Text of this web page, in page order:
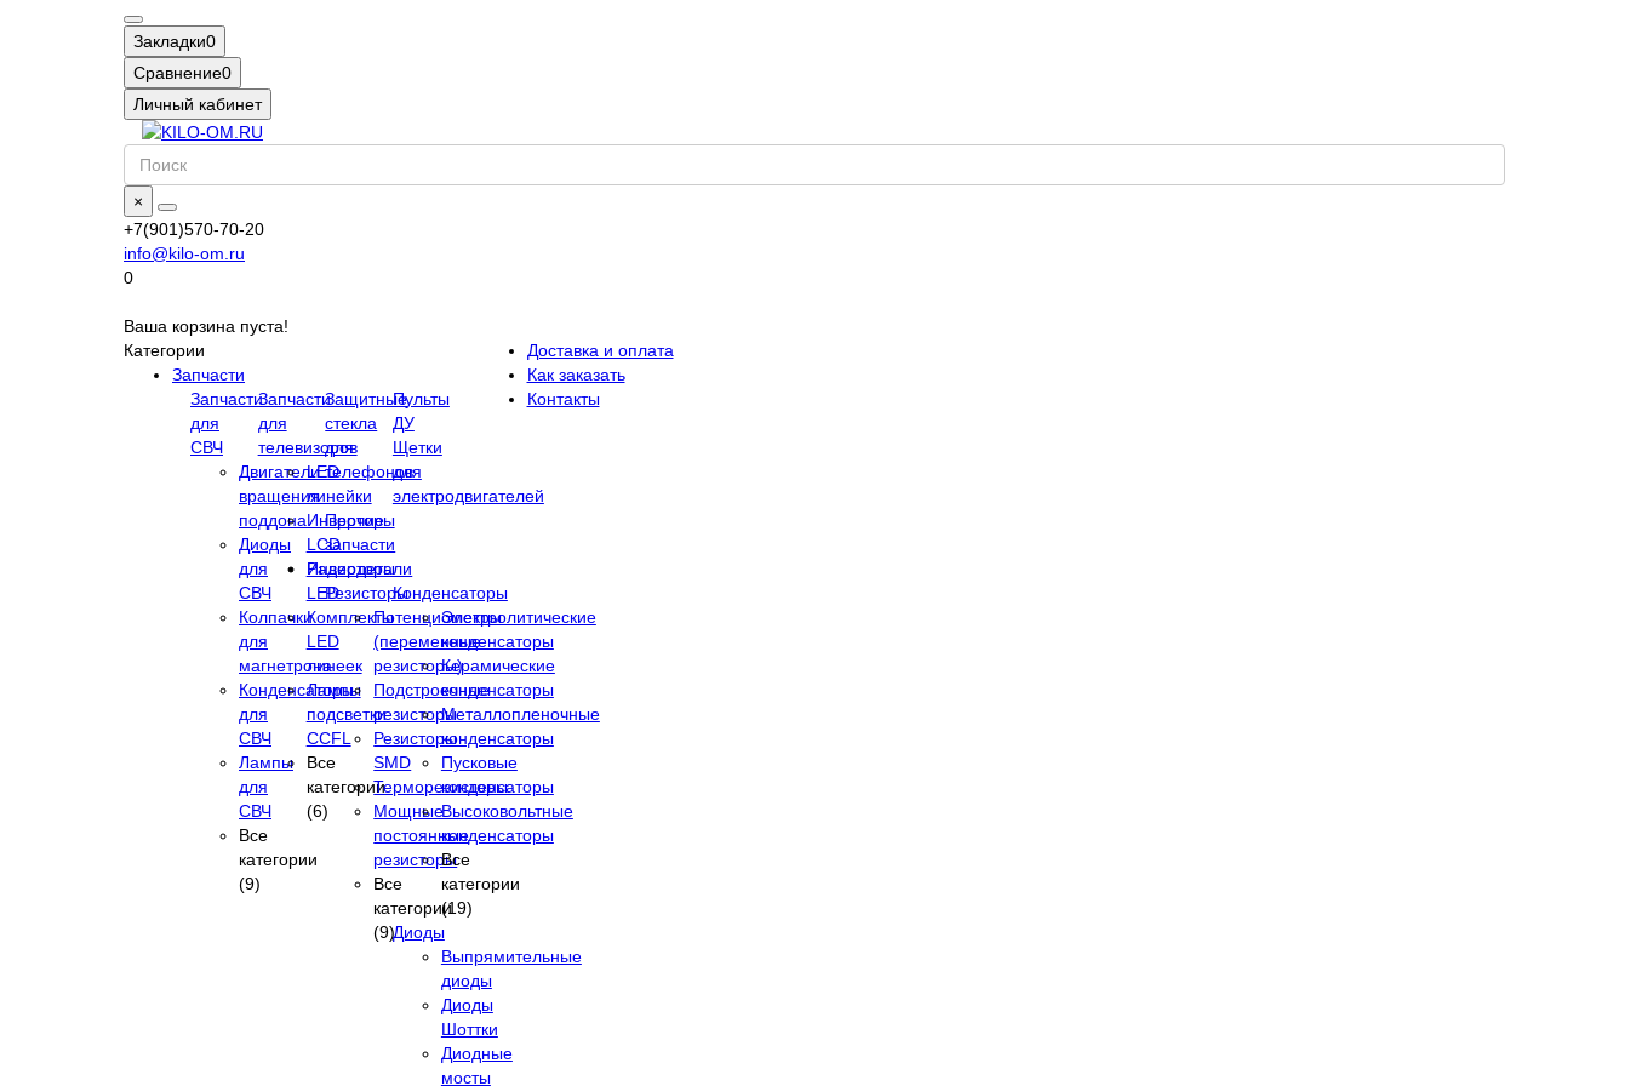
Закладки0
Сравнение0
Личный кабинет
×
+7(901)570-70-20
info@kilo-om.ru
0
Ваша корзина пуста!
Категории
Запчасти
Запчасти
для
СВЧ
Двигатели
вращения
поддона
Диоды
для
СВЧ
Колпачки
для
магнетрона
Конденсаторы
для
СВЧ
Лампы
для
СВЧ
Все
категории
(9)
Запчасти
для
телевизоров
LED
линейки
Инверторы
LCD
Инверторы
LED
Комплекты
LED
линеек
Лампы
подсветки
CCFL
Все
категории
(6)
Защитные
стекла
для
телефонов
Пульты
ДУ
Щетки
для
электродвигателей
Прочие
запчасти
Радиодетали
Резисторы
Потенциометры
(переменные
резисторы)
Подстроечные
резисторы
Резисторы
SMD
Терморезисторы
Мощные
постоянные
резисторы
Все
категории
(9)
Конденсаторы
Электролитические
конденсаторы
Керамические
конденсаторы
Металлопленочные
конденсаторы
Пусковые
конденсаторы
Высоковольтные
конденсаторы
Все
категории
(19)
Диоды
Выпрямительные
диоды
Диоды
Шоттки
Диодные
мосты
Доставка и оплата
Как заказать
Контакты